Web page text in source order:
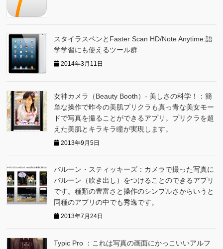
スタイラスペンとFaster Scan HD/Note Anytime:語
学学習にも使えるツール群
2014年3月11日
女神カメラ（Beauty Booth）- 美しさの科学！：簡
単な操作で昨今の美肌プリクラも真っ青な美女モー
ドで写真を撮ることができるアプリ。プリクラを超
えた美肌とキラキラ瞳が実現します。
2013年9月5日
バルーン・スティッキーズ：カメラで撮った写真に
バルーン（吹き出し）をつけることのできるアプリ
です。種類の豊富さと操作のシンプルさからいうと
同種のアプリの中でも秀逸です。
2013年7月24日
Typic Pro ：これは写真の画面にかっこいいアルフ